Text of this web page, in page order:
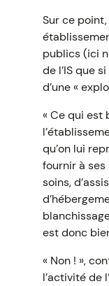
Sur ce
publics (ici
de l’IS que
d’une «
« Ce qui est
qu’on lui
fournir à
soins,
est donc
« Non ! »,
l’activité de